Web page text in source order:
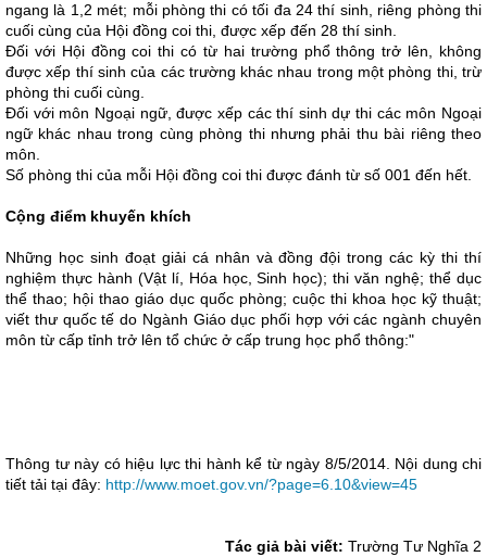
ngang là 1,2 mét; mỗi phòng thi có tối đa 24 thí sinh, riêng phòng thi
cuối cùng của Hội đồng coi thi, được xếp đến 28 thí sinh.
Đối với Hội đồng coi thi có từ hai trường phổ thông trở lên, không
được xếp thí sinh của các trường khác nhau trong một phòng thi, trừ
phòng thi cuối cùng.
Đối với môn Ngoại ngữ, được xếp các thí sinh dự thi các môn Ngoại
ngữ khác nhau trong cùng phòng thi nhưng phải thu bài riêng theo
môn.
Số phòng thi của mỗi Hội đồng coi thi được đánh từ số 001 đến hết.
Cộng điểm khuyến khích
Những học sinh đoạt giải cá nhân và đồng đội trong các kỳ thi thí
nghiệm thực hành (Vật lí, Hóa học, Sinh học); thi văn nghệ; thể dục
thể thao; hội thao giáo dục quốc phòng; cuộc thi khoa học kỹ thuật;
viết thư quốc tế do Ngành Giáo dục phối hợp với các ngành chuyên
môn từ cấp tỉnh trở lên tổ chức ở cấp trung học phổ thông:"
Thông tư này có hiệu lực thi hành kể từ ngày 8/5/2014. Nội dung chi
tiết tải tại đây: http://www.moet.gov.vn/?page=6.10&view=45
Tác giả bài viết: Trường Tư Nghĩa 2